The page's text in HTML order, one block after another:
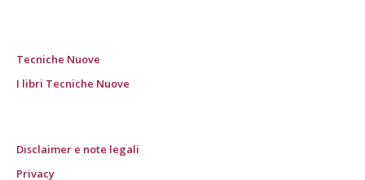
Tecniche Nuove
I libri Tecniche Nuove
Disclaimer e note legali
Privacy